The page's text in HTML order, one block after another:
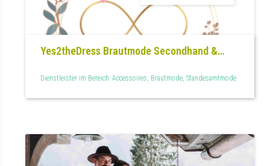
Yes2theDress Brautmode Secondhand &
Dienstleister im Bereich: Accessoires, Brautmode, Standesamtmode